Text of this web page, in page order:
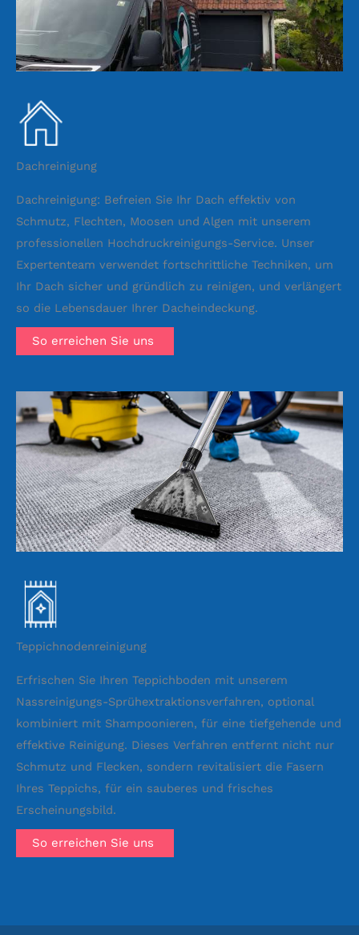
Dachreinigung
Dachreinigung: Befreien Sie Ihr Dach effektiv von
Schmutz, Flechten, Moosen und Algen mit unserem
professionellen Hochdruckreinigungs-Service. Unser
Expertenteam verwendet fortschrittliche Techniken, um
Ihr Dach sicher und gründlich zu reinigen, und verlängert
so die Lebensdauer Ihrer Dacheindeckung.
So erreichen Sie uns
Teppichnodenreinigung
Erfrischen Sie Ihren Teppichboden mit unserem
Nassreinigungs-Sprühextraktionsverfahren, optional
kombiniert mit Shampoonieren, für eine tiefgehende und
effektive Reinigung. Dieses Verfahren entfernt nicht nur
Schmutz und Flecken, sondern revitalisiert die Fasern
Ihres Teppichs, für ein sauberes und frisches
Erscheinungsbild.
So erreichen Sie uns